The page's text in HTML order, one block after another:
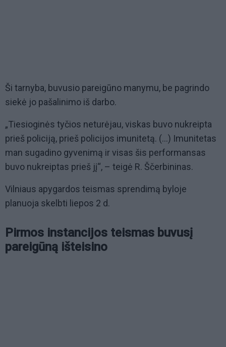
Ši tarnyba, buvusio pareigūno manymu, be pagrindo
siekė jo pašalinimo iš darbo.
„Tiesioginės tyčios neturėjau, viskas buvo nukreipta
prieš policiją, prieš policijos imunitetą. (...) Imunitetas
man sugadino gyvenimą ir visas šis performansas
buvo nukreiptas prieš jį“, – teigė R. Ščerbininas.
Vilniaus apygardos teismas sprendimą byloje
planuoja skelbti liepos 2 d.
Pirmos instancijos teismas buvusį
pareigūną išteisino